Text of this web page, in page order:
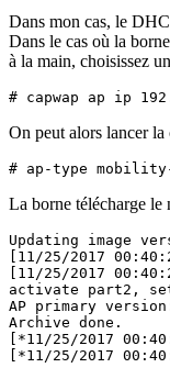
Dans mon cas, le
Dans le cas où la
à la main, choisissez
# capwap ap ip
On peut alors lancer la
# ap-type
La borne télécharge le
Updating image
[11/25/2017
[11/25/2017
activate part2, set
AP primary
Archive done.
[*11/25/2017
[*11/25/2017